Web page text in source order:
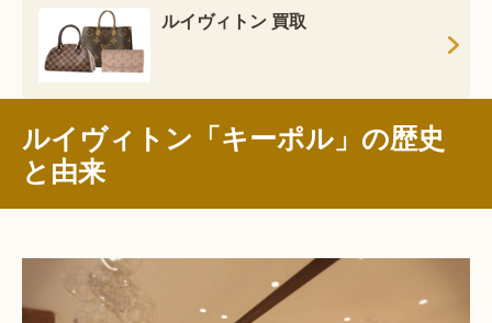
ルイヴィトン 買取
ルイヴィトン「キーポル」の歴史
と由来